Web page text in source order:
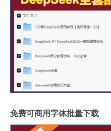
免费可商用字体批量下载